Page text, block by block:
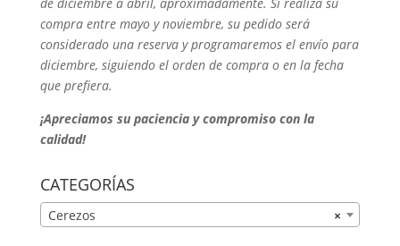
compra entre mayo y noviembre, su pedido será
considerado una reserva y programaremos el envío para
diciembre, siguiendo el orden de compra o en la fecha
que prefiera.
¡Apreciamos su paciencia y compromiso con la
calidad!
CATEGORÍAS
×
Cerezos